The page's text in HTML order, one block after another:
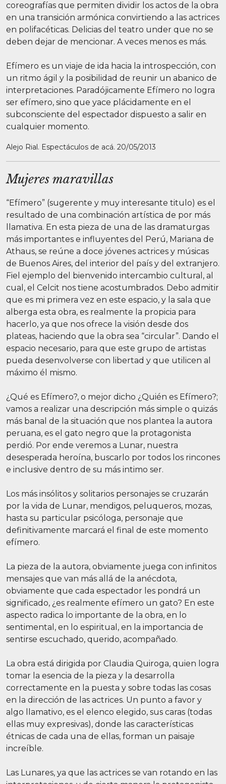
coreografías que permiten dividir los actos de la obra
en una transición armónica convirtiendo a las actrices
en polifacéticas. Delicias del teatro under que no se
deben dejar de mencionar. A veces menos es más.
Efímero es un viaje de ida hacia la introspección, con
un ritmo ágil y la posibilidad de reunir un abanico de
interpretaciones. Paradójicamente Efímero no logra
ser efímero, sino que yace plácidamente en el
subconsciente del espectador dispuesto a salir en
cualquier momento.
Alejo Rial. Espectáculos de acá. 20/05/2013
Mujeres maravillas
“Efímero” (sugerente y muy interesante titulo) es el
resultado de una combinación artística de por más
llamativa. En esta pieza de una de las dramaturgas
más importantes e influyentes del Perú, Mariana de
Athaus, se reúne a doce jóvenes actrices y músicas
de Buenos Aires, del interior del país y del extranjero.
Fiel ejemplo del bienvenido intercambio cultural, al
cual, el Celcit nos tiene acostumbrados. Debo admitir
que es mi primera vez en este espacio, y la sala que
alberga esta obra, es realmente la propicia para
hacerlo, ya que nos ofrece la visión desde dos
plateas, haciendo que la obra sea “circular”. Dando el
espacio necesario, para que este grupo de artistas
pueda desenvolverse con libertad y que utilicen al
máximo él mismo.
¿Qué es Efímero?, o mejor dicho ¿Quién es Efímero?;
vamos a realizar una descripción más simple o quizás
más banal de la situación que nos plantea la autora
peruana, es el gato negro que la protagonista
perdió. Por ende veremos a Lunar, nuestra
desesperada heroína, buscarlo por todos los rincones
e inclusive dentro de su más intimo ser.
Los más insólitos y solitarios personajes se cruzarán
por la vida de Lunar, mendigos, peluqueros, mozas,
hasta su particular psicóloga, personaje que
definitivamente marcará el final de este momento
efímero.
La pieza de la autora, obviamente juega con infinitos
mensajes que van más allá de la anécdota,
obviamente que cada espectador les pondrá un
significado, ¿es realmente efímero un gato? En este
aspecto radica lo importante de la obra, en lo
sentimental, en lo espiritual, en la importancia de
sentirse escuchado, querido, acompañado.
La obra está dirigida por Claudia Quiroga, quien logra
tomar la esencia de la pieza y la desarrolla
correctamente en la puesta y sobre todas las cosas
en la dirección de las actrices. Un punto a favor y
algo llamativo, es el elenco elegido, sus caras (todas
ellas muy expresivas), donde las características
étnicas de cada una de ellas, forman un paisaje
increíble.
Las Lunares, ya que las actrices se van rotando en las